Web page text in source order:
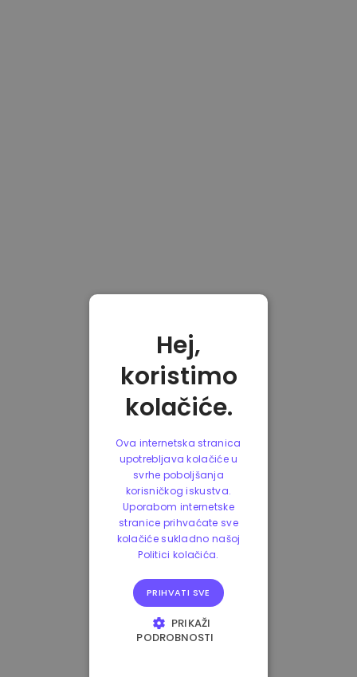
Hej,
koristimo
kolačiće.
Ova internetska stranica
upotrebljava kolačiće u
svrhe poboljšanja
korisničkog iskustva.
Uporabom internetske
stranice prihvaćate sve
kolačiće sukladno našoj
Politici kolačića.
PRIHVATI SVE
PRIKAŽI
PODROBNOSTI